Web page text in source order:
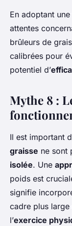
En adoptant
attentes
brûleurs de
calibrées pour
potentiel d’
Mythe 8 :
Il est important
graisse ne sont
isolée. Une
poids est
signifie
cadre plus large
l’exercice